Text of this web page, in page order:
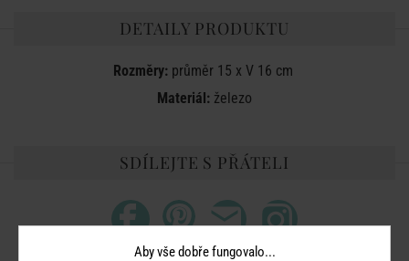
DETAILY PRODUKTU
Rozměry:průměr 15 x V 16 cm
Materiál: železo
SDÍLEJTE S PŘÁTELI
Aby vše dobře fungovalo...